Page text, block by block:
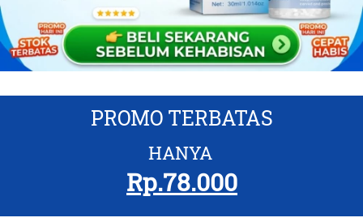
PROMO TERBATAS
HANYA
Rp.78.000